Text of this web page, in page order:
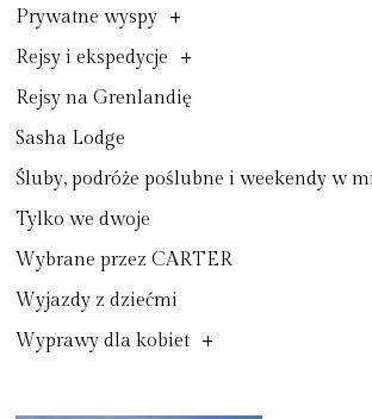
Prywatne wyspy +
Rejsy i ekspedycje +
Rejsy na Grenlandię
Sasha Lodge
Śluby, podróże poślubne i weekendy w
Tylko we dwoje
Wybrane przez CARTER
Wyjazdy z dziećmi
Wyprawy dla kobiet +